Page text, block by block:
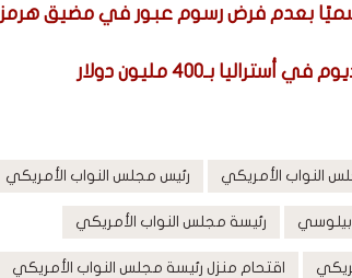
بعدم فرض رسوم عبور في مضيق هرمز
بـ400 مليون دولار
النواب الأمريكي رئيس مجلس النواب الأمريكي
بيلوسي رئيسة مجلس النواب الأمريكي
اقتحام منزل رئيسة مجلس النواب الأمريكي